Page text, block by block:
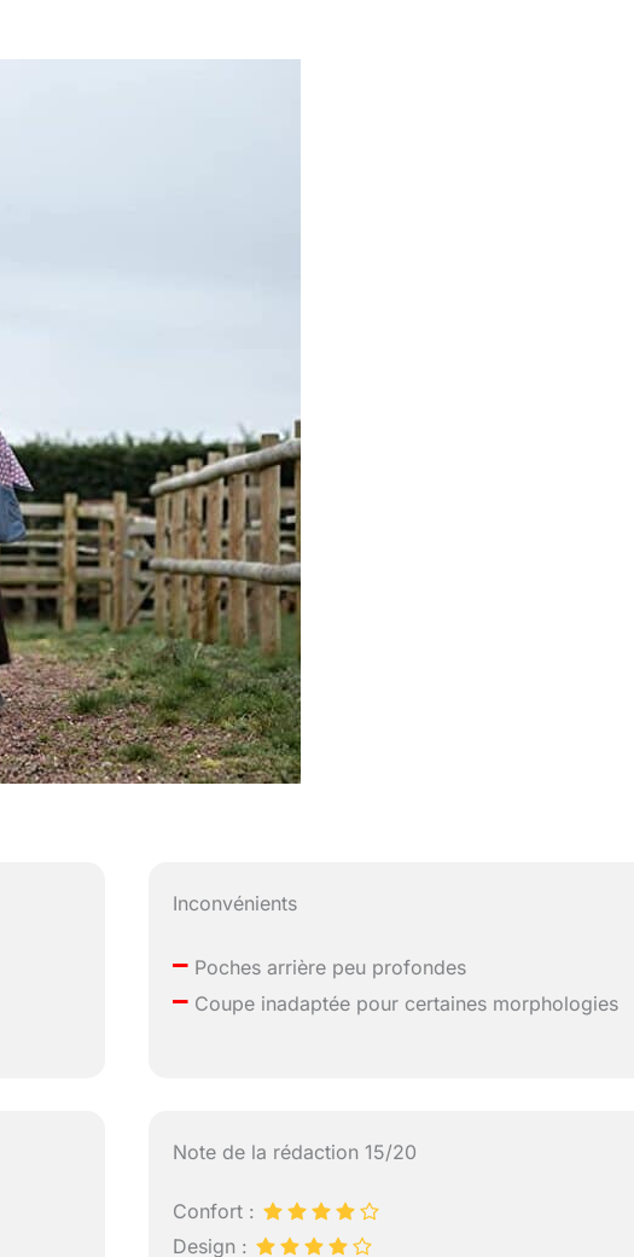
Inconvénients
– Poches arrière peu profondes
– Coupe inadaptée pour certaines morphologies
Note de la rédaction 15/20
Confort :
Design :